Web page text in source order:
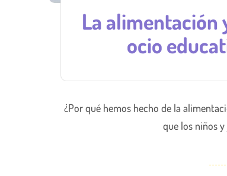
La alimentación
ocio
¿Por qué hemos hecho de la
que los niños